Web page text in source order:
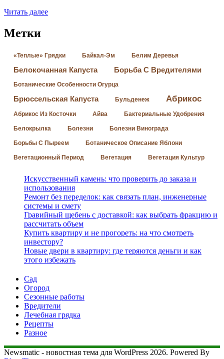
Читать далее
Метки
«Теплые» Грядки Байкал-Эм Белим Деревья
Белокочанная Капуста Борьба С Вредителями
Ботанические Особенности Огурца
Брюссельская Капуста Бульденеж Абрикос
Абрикос Из Косточки Айва Бактериальные Удобрения
Белокрылка Болезни Болезни Винограда
Борьбы С Пыреем Ботаническое Описание Яблони
Вегетационный Период Вегетация Вегетация Культур
Искусственный камень: что проверить до заказа и
использования
Ремонт без переделок: как связать план, инженерные
системы и смету
Гравийный щебень с доставкой: как выбрать фракцию и
рассчитать объем
Купить квартиру и не прогореть: на что смотреть
инвестору?
Новые двери в квартиру: где теряются деньги и как
этого избежать
Сад
Огород
Сезонные работы
Вредители
Лечебная грядка
Рецепты
Разное
Newsmatic - новостная тема для WordPress 2026. Powered By